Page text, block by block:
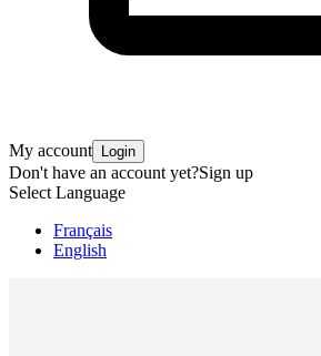
My account Login
Don't have an account yet?Sign up
Select Language
Français
English